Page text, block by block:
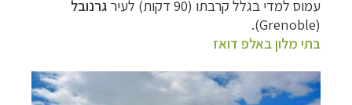
עמוס למדי בגלל קרבתו (90 דקות) לעיר
גרנובל
(
Grenoble
).
בתי מלון באלפ דואז